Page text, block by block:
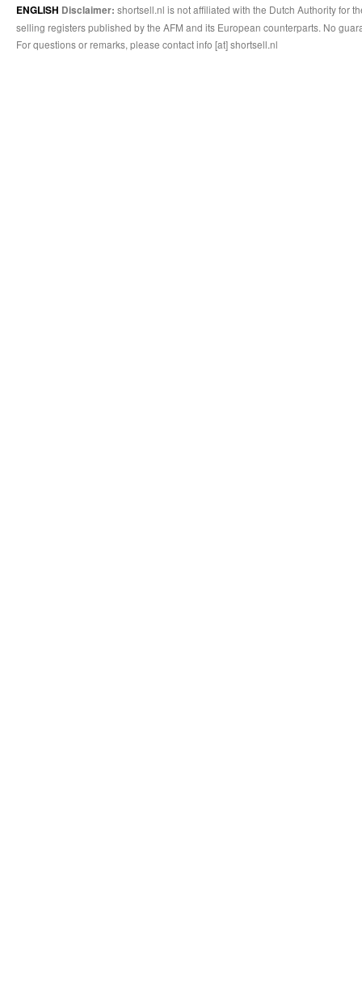
ENGLISH Disclaimer: shortsell.nl is not affiliated with the Dutch Authority for
selling registers published by the AFM and its European counterparts. No
For questions or remarks, please contact info [at] shortsell.nl